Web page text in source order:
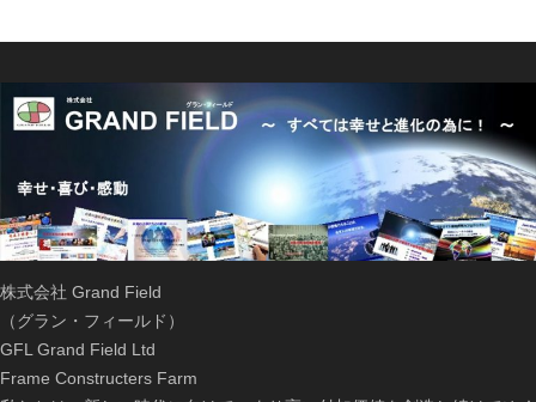
株式会社 Grand Field
（グラン・フィールド）
GFL Grand Field Ltd
Frame Constructers Farm